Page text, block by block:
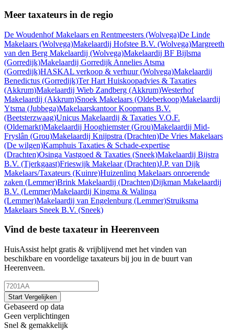
Meer taxateurs in de regio
De Woudenhof Makelaars en Rentmeesters (Wolvega)De Linde
Makelaars (Wolvega)Makelaardij Hofstee B.V. (Wolvega)Margreeth
van den Berg Makelaardij (Wolvega)Makelaardij BF Bijlsma
(Gorredijk)Makelaardij Gorredijk Annelies Atsma
(Gorredijk)HASKAL verkoop & verhuur(Wolvega)Makelaardij
Benedictus (Gorredijk)Ter Hart Huiskoopadvies & Taxaties
(Akkrum)Makelaardij Wieb Zandberg (Akkrum)Westerhof
Makelaardij (Akkrum)Snoek Makelaars (Oldeberkoop)Makelaardij
Ytsma (Jubbega)Makelaarskantoor Koopmans B.V.
(Beetsterzwaag)Unicus Makelaardij & Taxaties V.O.F.
(Oldemarkt)Makelaardij Hooghiemster(Grou)Makelaardij Mid-
Fryslân (Grou)Makelaardij Knijpstra (Drachten)De Vries Makelaars
(De wilgen)Kamphuis Taxaties & Schade-expertise
(Drachten)Osinga Vastgoed & Taxaties (Sneek)Makelaardij Bijstra
B.V. (Tjerkgaast)Frieswijk Makelaar(Drachten)J.P. van Dijk
Makelaars/Taxateurs (Kuinre)Huizenlinq Makelaars onroerende
zaken (Lemmer)Brink Makelaardij (Drachten)Dijkman Makelaardij
B.V. (Lemmer)Makelaardij Kingma & Walinga
(Lemmer)Makelaardij van Engelenburg (Lemmer)Struiksma
Makelaars Sneek B.V. (Sneek)
Vind de beste taxateur in Heerenveen
HuisAssist helpt gratis & vrijblijvend met het vinden van
beschikbare en voordelige taxateurs bij jou in de buurt van
Heerenveen.
Start Vergelijken
Gebaseerd op data
Geen verplichtingen
Snel & gemakkelijk